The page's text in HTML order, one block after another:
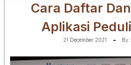
Cara Daftar
Aplikasi
21 December 2021 By :